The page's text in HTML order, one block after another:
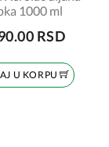
1000 ml
RSD
U KORPU